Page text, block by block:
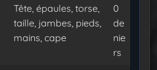
Tête, épaules, torse,
taille, jambes, pieds,
mains, cape
0
de
nie
rs